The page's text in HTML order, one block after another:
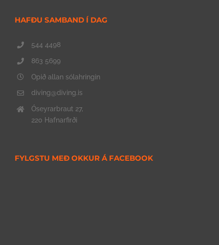
HAFÐU SAMBAND Í DAG
544 4498
863 5699
Opið allan sólahringin
diving@diving.is
Óseyrarbraut 27,
220 Hafnarfirði
FYLGSTU MEÐ OKKUR Á FACEBOOK